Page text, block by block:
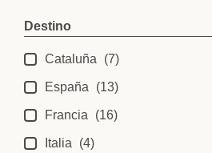
Destino
Cataluña (7)
España (13)
Francia (16)
Italia (4)